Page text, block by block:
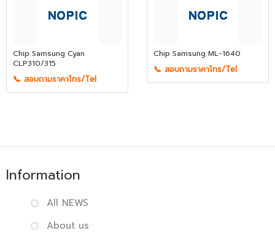
Chip Samsung Cyan
CLP310/315
📞 สอบถามราคาโทร/Tel
Chip Samsung ML-1640
📞 สอบถามราคาโทร/Tel
Information
All NEWS
About us